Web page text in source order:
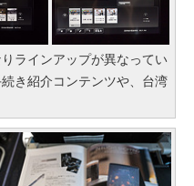
ラインアップが異なってい
き紹介コンテンツや、台湾